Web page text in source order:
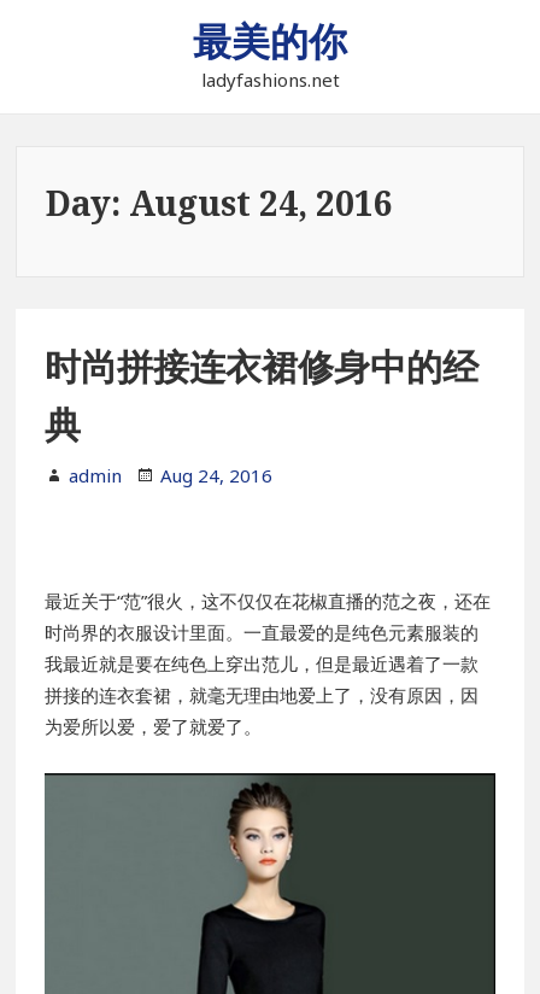
最美的你
ladyfashions.net
Day: August 24, 2016
时尚拼接连衣裙修身中的经
典
admin Aug 24, 2016
最近关于“范”很火，这不仅仅在花椒直播的范之夜，还在
时尚界的衣服设计里面。一直最爱的是纯色元素服装的
我最近就是要在纯色上穿出范儿，但是最近遇着了一款
拼接的连衣套裙，就毫无理由地爱上了，没有原因，因
为爱所以爱，爱了就爱了。